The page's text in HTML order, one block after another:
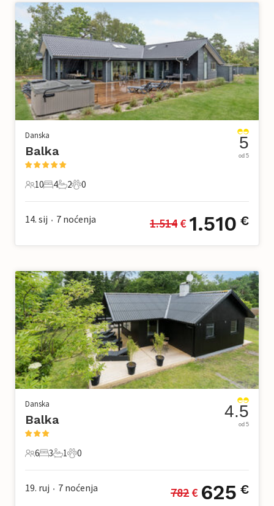
Danska
Balka
10 Gosti
10
4 Spavaće sobe
4
2 Kupaonice
2
0 Kućni ljubimac
0
5
od 5
14. sij • 7 noćenja 1.514 € 1.510 €
Danska
Balka
6 Gosti
6
3 Spavaće sobe
3
1 Kupaonica
1
0 Kućni ljubimac
0
4.5
od 5
19. ruj • 7 noćenja 782 € 625 €